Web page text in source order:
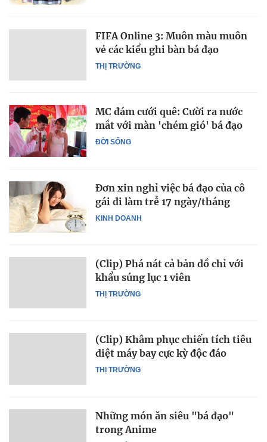
THỊ TRƯỜNG
FIFA Online 3: Muôn màu muôn
vẻ các kiểu ghi bàn bá đạo
ĐỜI SỐNG
MC đám cưới quê: Cười ra nước
mắt với màn 'chém gió' bá đạo
KINH DOANH
Đơn xin nghỉ việc bá đạo của cô
gái đi làm trễ 17 ngày/tháng
THỊ TRƯỜNG
(Clip) Phá nát cả bản đồ chỉ với
khẩu súng lục 1 viên
THỊ TRƯỜNG
(Clip) Khâm phục chiến tích tiêu
diệt máy bay cực kỳ độc đáo
Những món ăn siêu "bá đạo"
trong Anime